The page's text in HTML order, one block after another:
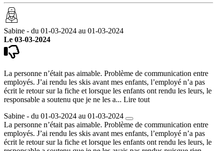
Sabine - du 01-03-2024 au 01-03-2024
Le 03-03-2024
La personne n’était pas aimable. Problème de communication entre
employés. J’ai rendu les skis avant mes enfants, l’employé n’a pas
écrit le retour sur la fiche et lorsque les enfants ont rendu les leurs, le
responsable a soutenu que je ne les a... Lire tout
Sabine - du 01-03-2024 au 01-03-2024
La personne n’était pas aimable. Problème de communication entre
employés. J’ai rendu les skis avant mes enfants, l’employé n’a pas
écrit le retour sur la fiche et lorsque les enfants ont rendu les leurs, le